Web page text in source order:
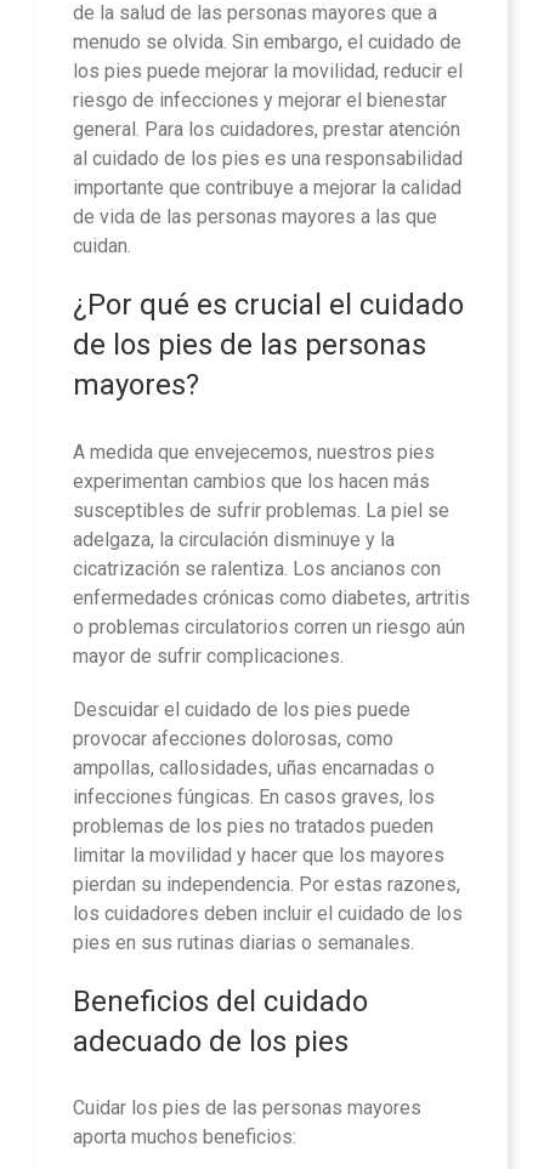
de la salud de las personas mayores que a
menudo se olvida. Sin embargo, el cuidado de
los pies puede mejorar la movilidad, reducir el
riesgo de infecciones y mejorar el bienestar
general. Para los cuidadores, prestar atención
al cuidado de los pies es una responsabilidad
importante que contribuye a mejorar la calidad
de vida de las personas mayores a las que
cuidan.
¿Por qué es crucial el cuidado
de los pies de las personas
mayores?
A medida que envejecemos, nuestros pies
experimentan cambios que los hacen más
susceptibles de sufrir problemas. La piel se
adelgaza, la circulación disminuye y la
cicatrización se ralentiza. Los ancianos con
enfermedades crónicas como diabetes, artritis
o problemas circulatorios corren un riesgo aún
mayor de sufrir complicaciones.
Descuidar el cuidado de los pies puede
provocar afecciones dolorosas, como
ampollas, callosidades, uñas encarnadas o
infecciones fúngicas. En casos graves, los
problemas de los pies no tratados pueden
limitar la movilidad y hacer que los mayores
pierdan su independencia. Por estas razones,
los cuidadores deben incluir el cuidado de los
pies en sus rutinas diarias o semanales.
Beneficios del cuidado
adecuado de los pies
Cuidar los pies de las personas mayores
aporta muchos beneficios: